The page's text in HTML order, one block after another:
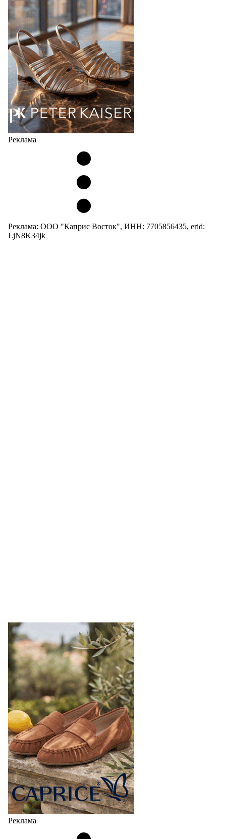
соответствует сегодняшнему тренду на
сникерины (гибридный вариант балеток и
кроссовок обтекаемой формы и с тонкой подошвой).
Но в модели Miu Miu Bubble присутствует еще и…
05.08.2026 2389
Реклама
Реклама: ООО "Каприс Восток", ИНН: 7705856435, erid:
LjN8K34jk
Реклама